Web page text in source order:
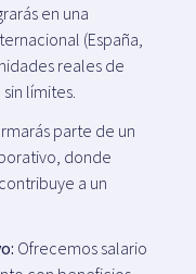
en una
(España,
reales de
límites.
parte de un
donde
a un
Ofrecemos salario